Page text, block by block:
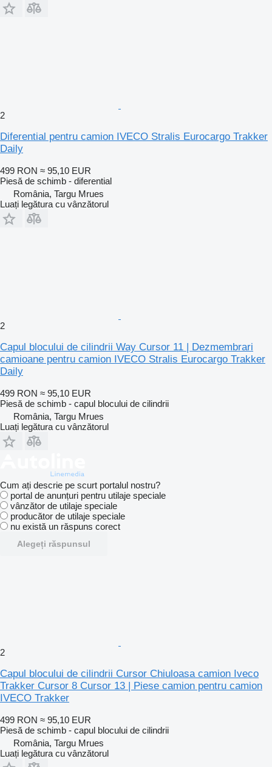
2
Diferential pentru camion IVECO Stralis Eurocargo Trakker
Daily
499 RON ≈ 95,10 EUR
Piesă de schimb - diferential
România, Targu Mrues
Luați legătura cu vânzătorul
2
Capul blocului de cilindrii Way Cursor 11 | Dezmembrari
camioane pentru camion IVECO Stralis Eurocargo Trakker
Daily
499 RON ≈ 95,10 EUR
Piesă de schimb - capul blocului de cilindrii
România, Targu Mrues
Luați legătura cu vânzătorul
Cum ați descrie pe scurt portalul nostru?
portal de anunțuri pentru utilaje speciale
vânzător de utilaje speciale
producător de utilaje speciale
nu există un răspuns corect
Alegeți răspunsul
2
Capul blocului de cilindrii Cursor Chiuloasa camion Iveco
Trakker Cursor 8 Cursor 13 | Piese camion pentru camion
IVECO Trakker
499 RON ≈ 95,10 EUR
Piesă de schimb - capul blocului de cilindrii
România, Targu Mrues
Luați legătura cu vânzătorul